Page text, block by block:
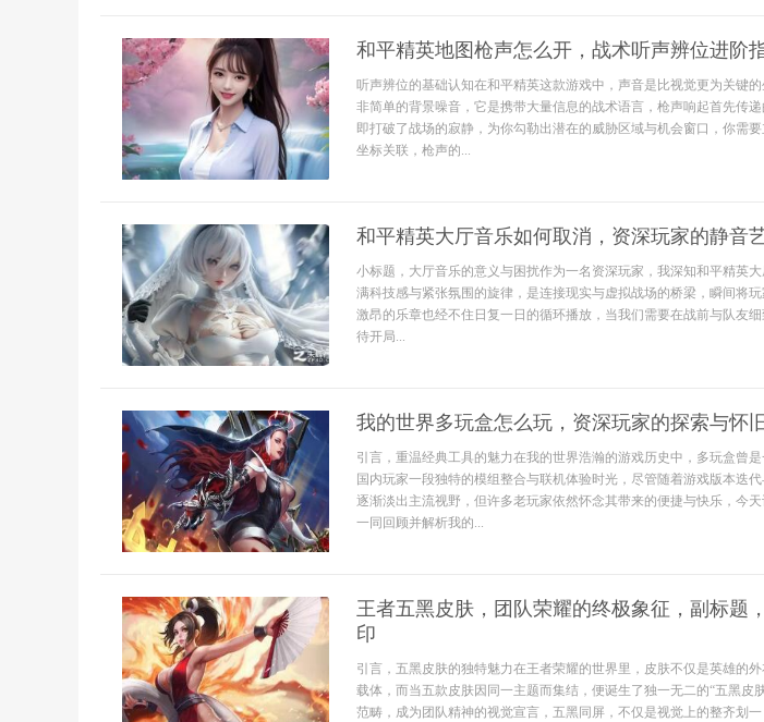
和平精英地图枪声怎么开，战术听声辨位进阶
听声辨位的基础认知在和平精英这款游戏中，声音是比视觉更为关键
非简单的背景噪音，它是携带大量信息的战术语言，枪声响起首先传
即打破了战场的寂静，为你勾勒出潜在的威胁区域与机会窗口，你需
坐标关联，枪声的...
和平精英大厅音乐如何取消，资深玩家的静音
小标题，大厅音乐的意义与困扰作为一名资深玩家，我深知和平精英
满科技感与紧张氛围的旋律，是连接现实与虚拟战场的桥梁，瞬间将
激昂的乐章也经不住日复一日的循环播放，当我们需要在战前与队友
待开局...
我的世界多玩盒怎么玩，资深玩家的探索与怀
引言，重温经典工具的魅力在我的世界浩瀚的游戏历史中，多玩盒曾
国内玩家一段独特的模组整合与联机体验时光，尽管随着游戏版本迭
逐渐淡出主流视野，但许多老玩家依然怀念其带来的便捷与快乐，今天
一同回顾并解析我的...
王者五黑皮肤，团队荣耀的终极象征，副标题
印
引言，五黑皮肤的独特魅力在王者荣耀的世界里，皮肤不仅是英雄的
载体，而当五款皮肤因同一主题而集结，便诞生了独一无二的“五黑皮
范畴，成为团队精神的视觉宣言，五黑同屏，不仅是视觉上的整齐划